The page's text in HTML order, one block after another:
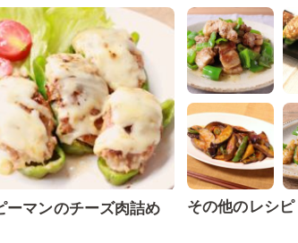
ーマンのチーズ肉詰め その他のレシピ